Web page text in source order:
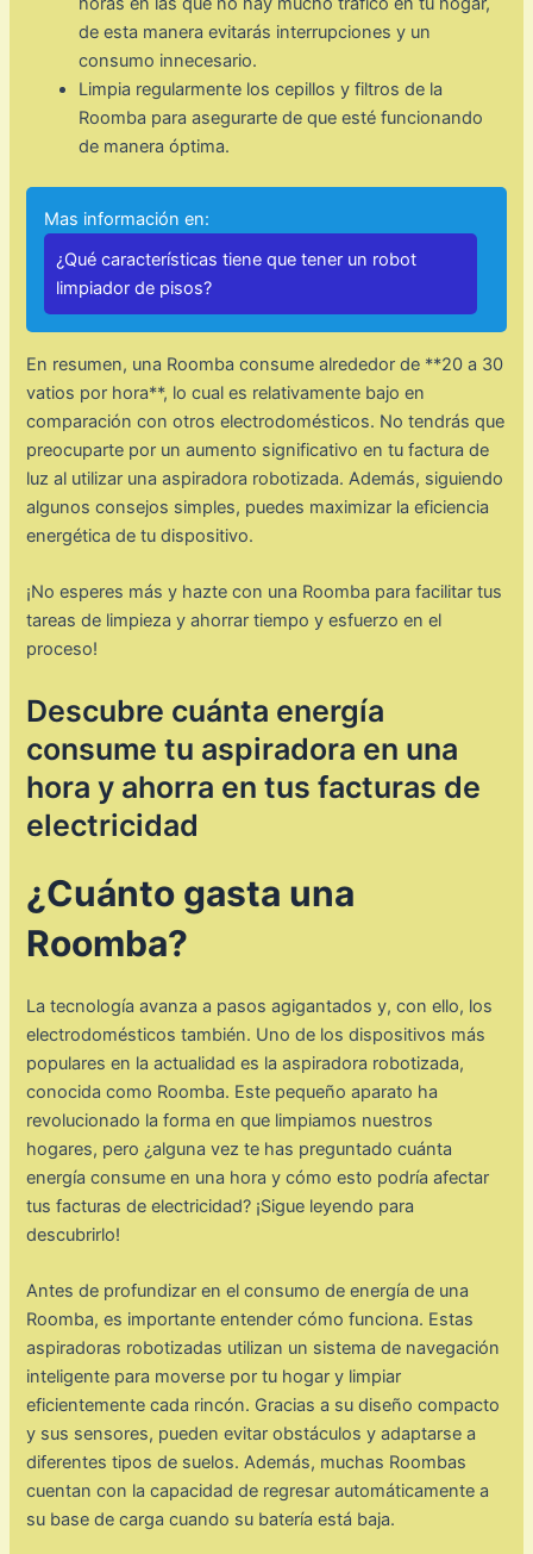
de esta manera evitarás interrupciones y un
consumo innecesario.
Limpia regularmente los cepillos y filtros de la
Roomba para asegurarte de que esté funcionando
de manera óptima.
Mas información en:
¿Qué características tiene que tener un robot
limpiador de pisos?
En resumen, una Roomba consume alrededor de **20 a 30
vatios por hora**, lo cual es relativamente bajo en
comparación con otros electrodomésticos. No tendrás que
preocuparte por un aumento significativo en tu factura de
luz al utilizar una aspiradora robotizada. Además, siguiendo
algunos consejos simples, puedes maximizar la eficiencia
energética de tu dispositivo.
¡No esperes más y hazte con una Roomba para facilitar tus
tareas de limpieza y ahorrar tiempo y esfuerzo en el
proceso!
Descubre cuánta energía
consume tu aspiradora en una
hora y ahorra en tus facturas de
electricidad
¿Cuánto gasta una
Roomba?
La tecnología avanza a pasos agigantados y, con ello, los
electrodomésticos también. Uno de los dispositivos más
populares en la actualidad es la aspiradora robotizada,
conocida como Roomba. Este pequeño aparato ha
revolucionado la forma en que limpiamos nuestros
hogares, pero ¿alguna vez te has preguntado cuánta
energía consume en una hora y cómo esto podría afectar
tus facturas de electricidad? ¡Sigue leyendo para
descubrirlo!
Antes de profundizar en el consumo de energía de una
Roomba, es importante entender cómo funciona. Estas
aspiradoras robotizadas utilizan un sistema de navegación
inteligente para moverse por tu hogar y limpiar
eficientemente cada rincón. Gracias a su diseño compacto
y sus sensores, pueden evitar obstáculos y adaptarse a
diferentes tipos de suelos. Además, muchas Roombas
cuentan con la capacidad de regresar automáticamente a
su base de carga cuando su batería está baja.